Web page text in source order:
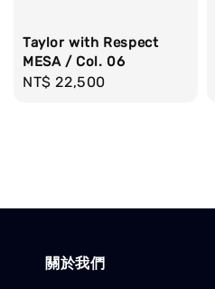
Taylor with Respect
MESA / Col. 06
Regular
NT$ 22,500
關於我們